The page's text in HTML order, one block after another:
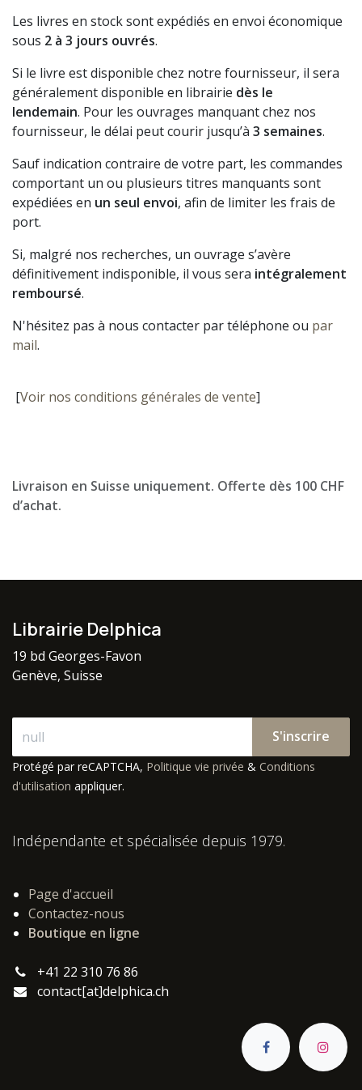
Les livres en stock sont expédiés en envoi économique
sous 2 à 3 jours ouvrés.
Si le livre est disponible chez notre fournisseur, il sera
généralement disponible en librairie dès le
lendemain. Pour les ouvrages manquant chez nos
fournisseur, le délai peut courir jusqu’à 3 semaines.
Sauf indication contraire de votre part, les commandes
comportant un ou plusieurs titres manquants sont
expédiées en un seul envoi, afin de limiter les frais de
port.
Si, malgré nos recherches, un ouvrage s’avère
définitivement indisponible, il vous sera intégralement
remboursé.
N'hésitez pas à nous contacter par téléphone ou par
mail.
[Voir nos conditions générales de vente]
Livraison en Suisse uniquement. Offerte dès 100 CHF
d’achat.
Librairie Delphica
19 bd Georges-Favon
Genève, Suisse
S'inscrire
Protégé par reCAPTCHA, Politique vie privée & Conditions
d'utilisation appliquer.
Indépendante et spécialisée depuis 1979.
Page d'accueil
Contactez-nous
Boutique en ligne
+41 22 310 76 86
contact[at]delphica.ch